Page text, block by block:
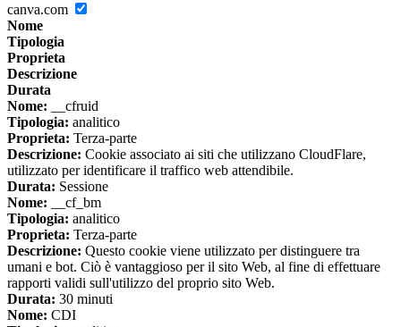
canva.com
Nome
Tipologia
Proprieta
Descrizione
Durata
Nome: __cfruid
Tipologia: analitico
Proprieta: Terza-parte
Descrizione: Cookie associato ai siti che utilizzano CloudFlare,
utilizzato per identificare il traffico web attendibile.
Durata: Sessione
Nome: __cf_bm
Tipologia: analitico
Proprieta: Terza-parte
Descrizione: Questo cookie viene utilizzato per distinguere tra
umani e bot. Ciò è vantaggioso per il sito Web, al fine di effettuare
rapporti validi sull'utilizzo del proprio sito Web.
Durata: 30 minuti
Nome: CDI